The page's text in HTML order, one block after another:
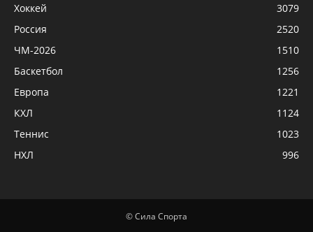
Хоккей
3079
Россия
2520
ЧМ-2026
1510
Баскетбол
1256
Европа
1221
КХЛ
1124
Теннис
1023
НХЛ
996
© Сила Спорта